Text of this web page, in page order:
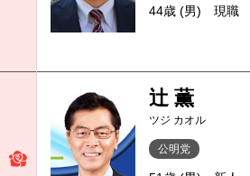
44歳 (男) 現職
辻 薫
ツジ カオル
公明党